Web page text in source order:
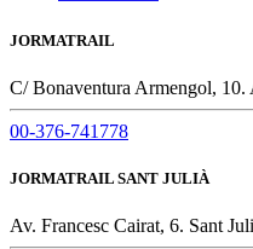
JORMATRAIL
C/ Bonaventura Armengol,
00-376-741778
JORMATRAIL SANT JULIÀ
Av. Francesc Cairat, 6. Sant